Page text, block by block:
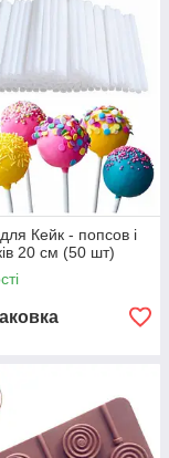
Кейк - попсов і
20 см (50 шт)